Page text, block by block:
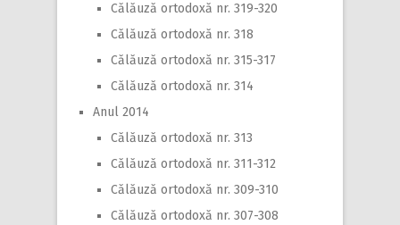
Călăuză ortodoxă nr. 319-320
Călăuză ortodoxă nr. 318
Călăuză ortodoxă nr. 315-317
Călăuză ortodoxă nr. 314
Anul 2014
Călăuză ortodoxă nr. 313
Călăuză ortodoxă nr. 311-312
Călăuză ortodoxă nr. 309-310
Călăuză ortodoxă nr. 307-308